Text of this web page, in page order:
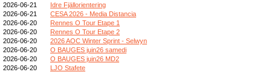
2026-06-21
Idre Fjällorientering
2026-06-21
CESA 2026 - Media Distancia
2026-06-20
Rennes O Tour Etape 1
2026-06-20
Rennes O Tour Etape 2
2026-06-20
2026 AOC Winter Sprint - Selwyn
2026-06-20
O BAUGES juin26 samedi
2026-06-20
O BAUGES juin26 MD2
2026-06-20
LJO Stafete